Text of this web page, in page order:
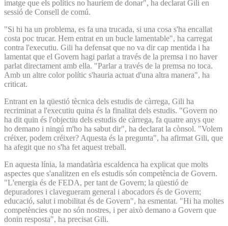
imatge que els polítics no hauríem de donar", ha declarat Gili en
sessió de Consell de comú.
"Si hi ha un problema, es fa una trucada, si una cosa s'ha encallat
costa poc trucar. Hem entrat en un bucle lamentable", ha carregat
contra l'executiu. Gili ha defensat que no va dir cap mentida i ha
lamentat que el Govern hagi parlat a través de la premsa i no haver
parlat directament amb ella. "Parlar a través de la premsa no toca.
Amb un altre color polític s'hauria actuat d'una altra manera", ha
criticat.
Entrant en la qüestió tècnica dels estudis de càrrega, Gili ha
recriminat a l'executiu quina és la finalitat dels estudis. "Govern no
ha dit quin és l'objectiu dels estudis de càrrega, fa quatre anys que
ho demano i ningú m'ho ha sabut dir", ha declarat la cònsol. "Volem
créixer, podem créixer? Aquesta és la pregunta", ha afirmat Gili, que
ha afegit que no s'ha fet aquest treball.
En aquesta línia, la mandatària escaldenca ha explicat que molts
aspectes que s'analitzen en els estudis són competència de Govern.
"L'energia és de FEDA, per tant de Govern; la qüestió de
depuradores i clavegueram general i abocadors és de Govern;
educació, salut i mobilitat és de Govern", ha esmentat. "Hi ha moltes
competències que no són nostres, i per això demano a Govern que
donin resposta", ha precisat Gili.